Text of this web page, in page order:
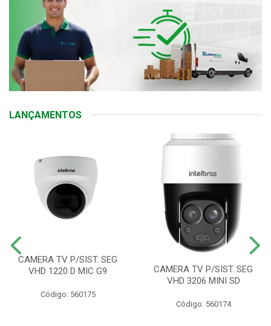
LANÇAMENTOS
CAMERA TV P/SIST. SEG
VHD 1220 D MIC G9
Código: 560175
CAMERA TV P/SIST. SEG
VHD 3206 MINI SD
Código: 560174